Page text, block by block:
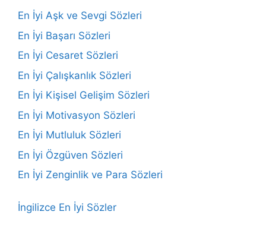
En İyi Aşk ve Sevgi Sözleri
En İyi Başarı Sözleri
En İyi Cesaret Sözleri
En İyi Çalışkanlık Sözleri
En İyi Kişisel Gelişim Sözleri
En İyi Motivasyon Sözleri
En İyi Mutluluk Sözleri
En İyi Özgüven Sözleri
En İyi Zenginlik ve Para Sözleri
İngilizce En İyi Sözler